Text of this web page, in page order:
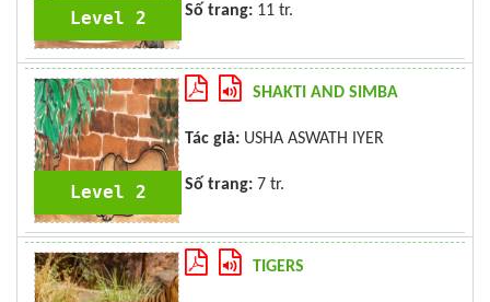
Level 2 Số trang: 11 tr.
Level 2
SHAKTI AND SIMBA
Tác giả: USHA ASWATH IYER
Số trang: 7 tr.
TIGERS